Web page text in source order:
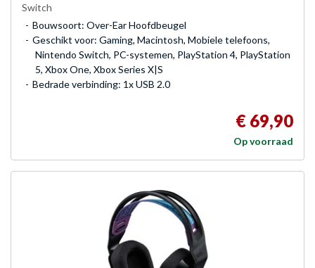
Switch
Bouwsoort: Over-Ear Hoofdbeugel
Geschikt voor: Gaming, Macintosh, Mobiele telefoons,
Nintendo Switch, PC-systemen, PlayStation 4, PlayStation
5, Xbox One, Xbox Series X|S
Bedrade verbinding: 1x USB 2.0
€ 69,90
Op voorraad